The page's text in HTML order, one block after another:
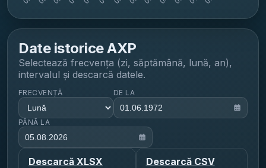
Date istoriceAXP
Selectează frecvența (zi, săptămână, lună, an),
intervalul și descarcă datele.
FRECVENȚĂ DE LA
PÂNĂ LA
Descarcă XLSX Descarcă CSV